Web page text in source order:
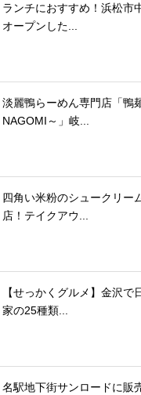
ランチにおすすめ！浜松市
オープンした...
淡麗鴨らーめん専門店「鴨
NAGOMI～」岐...
四角い米粉のシュークリー
店！テイクアウ...
【せっかくグルメ】金沢で
家の25種類...
名駅地下街サンロードに販